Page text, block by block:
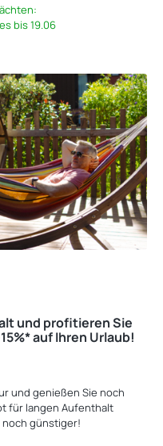
bis 19.06
und profitieren Sie
auf Ihren Urlaub!
und genießen Sie noch
für langen Aufenthalt
noch günstiger!